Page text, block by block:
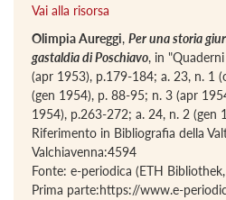
Vai alla risorsa
Olimpia Aureggi, Per una storia
gastaldia di Poschiavo, in
(apr 1953), p.179-184; a. 23, n. 1
(gen 1954), p. 88-95; n. 3 (apr
1954), p.263-272; a. 24, n. 2 (gen
Riferimento in Bibliografia della
Valchiavenna:4594
Fonte: e-periodica (ETH
Prima parte:https://www.e-